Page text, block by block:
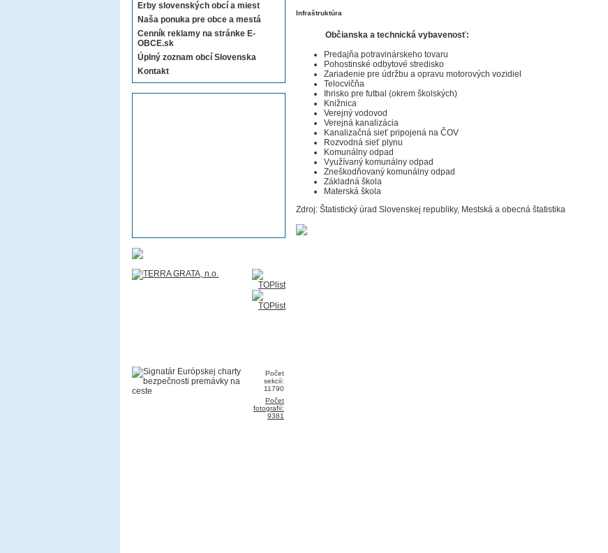
Erby slovenských obcí a miest
Naša ponuka pre obce a mestá
Cenník reklamy na stránke E-
OBCE.sk
Úplný zoznam obcí Slovenska
Kontakt
Počet
sekcií:
11790
Počet
fotografií:
9381
Infraštruktúra
Občianska a technická vybavenosť:
Predajňa potravinárskeho tovaru
Pohostinské odbytové stredisko
Zariadenie pre údržbu a opravu motorových vozidiel
Telocvičňa
Ihrisko pre futbal (okrem školských)
Knižnica
Verejný vodovod
Verejná kanalizácia
Kanalizačná sieť pripojená na ČOV
Rozvodná sieť plynu
Komunálny odpad
Využívaný komunálny odpad
Zneškodňovaný komunálny odpad
Základná škola
Materská škola
Zdroj: Štatistický úrad Slovenskej republiky, Mestská a obecná štatistika